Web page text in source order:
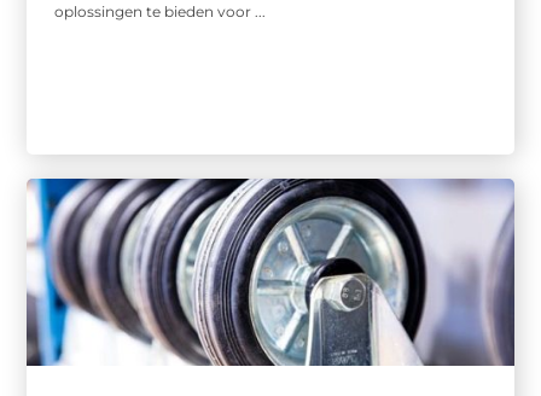
oplossingen te bieden voor ...